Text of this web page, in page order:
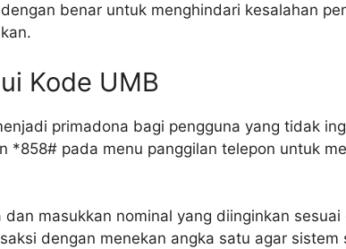
benar untuk menghindari kesalahan
Kode UMB
primadona bagi pengguna yang tidak
*858# pada menu panggilan telepon untuk
masukkan nominal yang diinginkan
dengan menekan angka satu agar sistem